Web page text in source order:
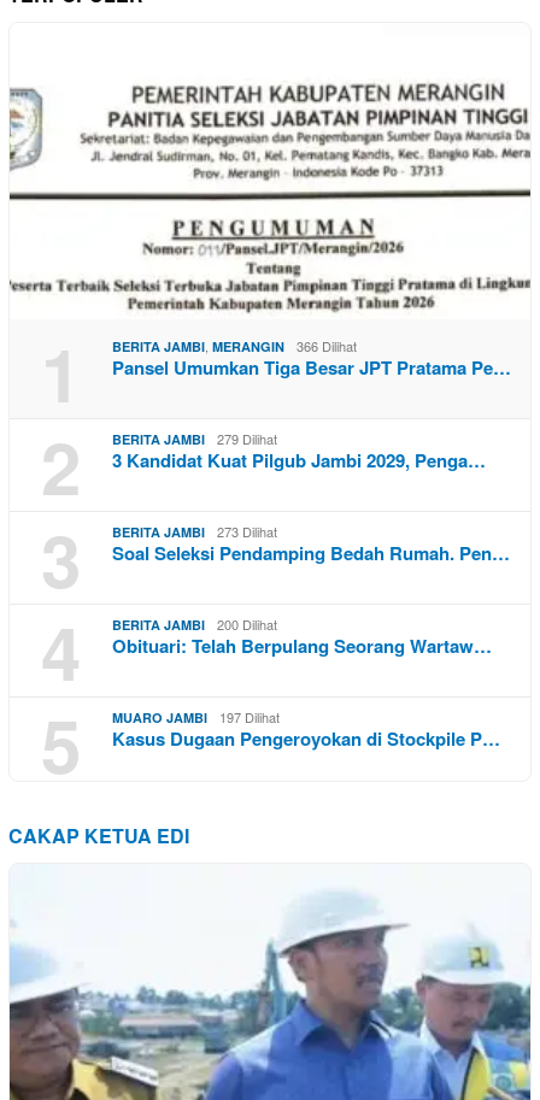
1 BERITA JAMBI MERANGIN 366 Dilihat
Pansel Umumkan Tiga Besar JPT Pratama Pe…
2 BERITA JAMBI 279 Dilihat
3 Kandidat Kuat Pilgub Jambi 2029, Penga…
3 BERITA JAMBI 273 Dilihat
Soal Seleksi Pendamping Bedah Rumah. Pen…
4 BERITA JAMBI 200 Dilihat
Obituari: Telah Berpulang Seorang Wartaw…
5 MUARO JAMBI 197 Dilihat
Kasus Dugaan Pengeroyokan di Stockpile P…
CAKAP KETUA EDI